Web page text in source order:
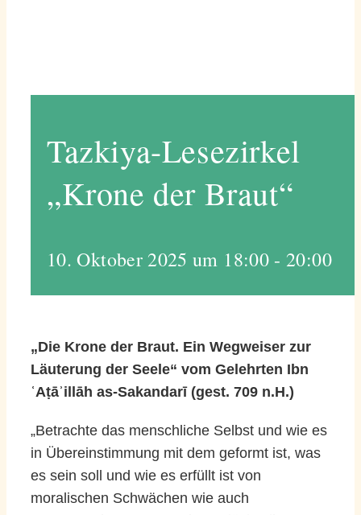
Tazkiya-Lesezirkel
„Krone der Braut“
10. Oktober 2025 um 18:00 - 20:00
„Die Krone der Braut. Ein Wegweiser zur
Läuterung der Seele“ vom Gelehrten Ibn
ʿAṭāʾillāh as-Sakandarī (gest. 709 n.H.)
„Betrachte das menschliche Selbst und wie es
in Übereinstimmung mit dem geformt ist, was
es sein soll und wie es erfüllt ist von
moralischen Schwächen wie auch